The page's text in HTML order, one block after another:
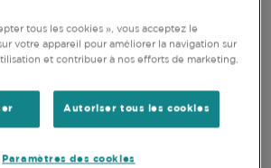
tous les cookies », vous acceptez le
votre appareil pour améliorer la navigation sur
et contribuer à nos efforts de marketing.
Autoriser tous les cookies
Paramètres des cookies